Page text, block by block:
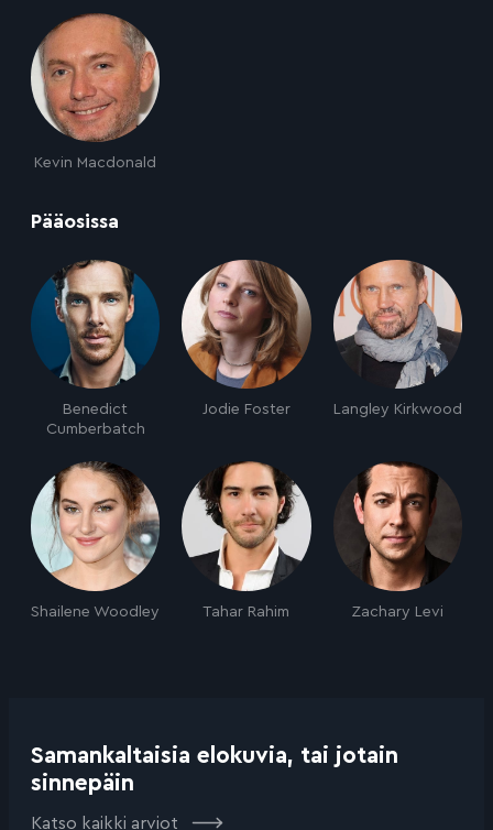
Kevin Macdonald
Pääosissa
Benedict
Cumberbatch
Jodie Foster Langley Kirkwood
Shailene Woodley Tahar Rahim Zachary Levi
Samankaltaisia elokuvia, tai jotain
sinnepäin
Katso kaikki arviot